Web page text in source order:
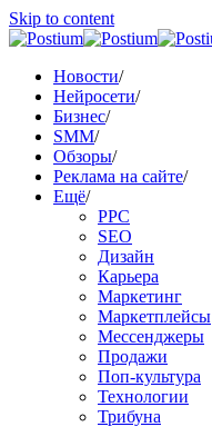
Skip to content
Новости/
Нейросети/
Бизнес/
SMM/
Обзоры/
Реклама на сайте/
Ещё/
PPC
SEO
Дизайн
Карьера
Маркетинг
Маркетплейсы
Мессенджеры
Продажи
Поп-культура
Технологии
Трибуна